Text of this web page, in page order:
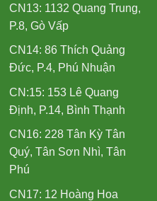
CN13: 1132 Quang Trung,
P.8, Gò Vấp
CN14: 86 Thích Quảng
Đức, P.4, Phú Nhuận
CN:15: 153 Lê Quang
Định, P.14, Bình Thạnh
CN16: 228 Tân Kỳ Tân
Quý, Tân Sơn Nhì, Tân
Phú
CN17: 12 Hoàng Hoa